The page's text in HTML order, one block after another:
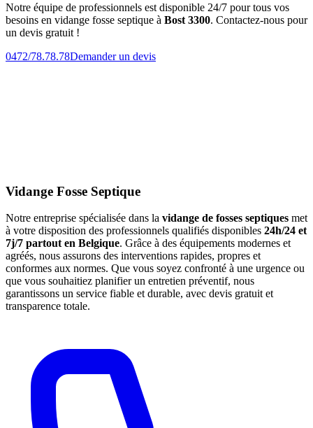
Notre équipe de professionnels est disponible 24/7 pour tous vos
besoins en vidange fosse septique à Bost 3300. Contactez-nous pour
un devis gratuit !
0472/78.78.78Demander un devis
Vidange Fosse Septique
Notre entreprise spécialisée dans la vidange de fosses septiques met
à votre disposition des professionnels qualifiés disponibles 24h/24 et
7j/7 partout en Belgique. Grâce à des équipements modernes et
agréés, nous assurons des interventions rapides, propres et
conformes aux normes. Que vous soyez confronté à une urgence ou
que vous souhaitiez planifier un entretien préventif, nous
garantissons un service fiable et durable, avec devis gratuit et
transparence totale.